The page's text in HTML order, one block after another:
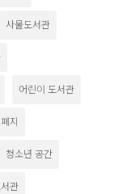
사물도서관
어린이 도서관
지
청소년 공간
관